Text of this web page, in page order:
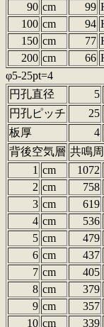
90 cm 99
100 cm 94
150 cm 77
200 cm 66
φ5-25pt=4
円孔直径
5
円孔ピッチ
25
板厚
4
背後空気層 共鳴
1 cm 1072
2 cm 758
3 cm 619
4 cm 536
5 cm 479
6 cm 437
7 cm 405
8 cm 379
9 cm 357
10 cm 339